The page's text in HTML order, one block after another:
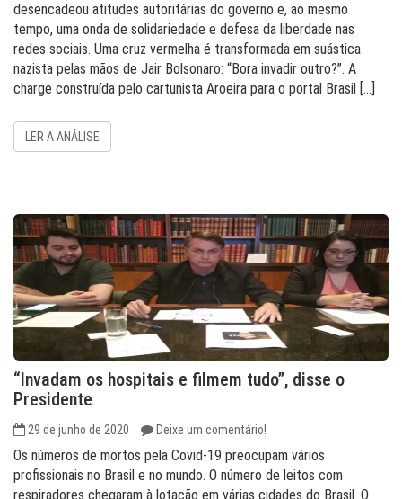
desencadeou atitudes autoritárias do governo e, ao mesmo
tempo, uma onda de solidariedade e defesa da liberdade nas
redes sociais. Uma cruz vermelha é transformada em suástica
nazista pelas mãos de Jair Bolsonaro: “Bora invadir outro?”. A
charge construída pelo cartunista Aroeira para o portal Brasil […]
LER A ANÁLISE
“Invadam os hospitais e filmem tudo”, disse o
Presidente
29 de junho de 2020 Deixe um comentário!
Os números de mortos pela Covid-19 preocupam vários
profissionais no Brasil e no mundo. O número de leitos com
respiradores chegaram à lotação em várias cidades do Brasil. O